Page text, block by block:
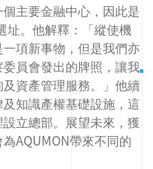
主要金融中心，因此是
址。他解釋：「縱使機
項新事物，但是我們亦
員會發出的牌照，讓我
資產管理服務。」他續
知識產權基礎設施，這
立總部。展望未來，獲
AQUMON帶來不同的